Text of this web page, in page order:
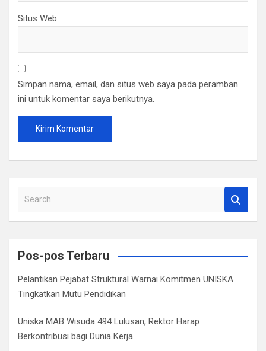
Situs Web
Simpan nama, email, dan situs web saya pada peramban
ini untuk komentar saya berikutnya.
a
c
Pos-pos Terbaru
Pelantikan Pejabat Struktural Warnai Komitmen UNISKA
Tingkatkan Mutu Pendidikan
Uniska MAB Wisuda 494 Lulusan, Rektor Harap
Berkontribusi bagi Dunia Kerja